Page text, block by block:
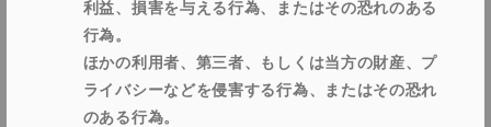
利益、損害を与える行為、またはその恐れのある
行為。
ほかの利用者、第三者、もしくは当方の財産、プ
ライバシーなどを侵害する行為、またはその恐れ
のある行為。